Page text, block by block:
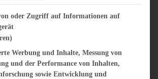
SALATE & SNACKS
SUPPENKASPEREIEN
VORSPEISEN
SÜSS & HERZHAFT
eine Liste der Zwecke des IAB Transparency and Consent
oder Zugriff auf Informationen auf
Werbung und Inhalte, Messung von
und der Performance von Inhalten,
sowie Entwicklung und